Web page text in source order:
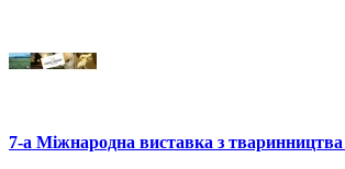
7-а Міжнародна виставка з тваринництва